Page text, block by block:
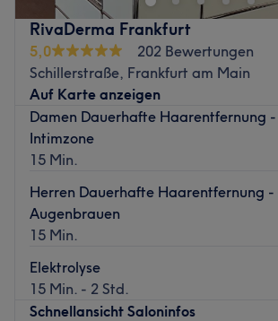
RivaDerma Frankfurt
5,0
202 Bewertungen
Schillerstraße, Frankfurt am Main
Auf Karte anzeigen
Damen Dauerhafte Haarentfernung
Intimzone
15 Min.
Herren Dauerhafte Haarentfernung -
Augenbrauen
15 Min.
Elektrolyse
15 Min. - 2 Std.
Schnellansicht Saloninfos